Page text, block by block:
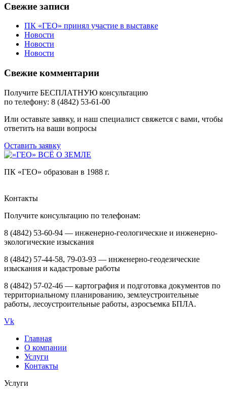
Свежие записи
ПК «ГЕО» принял участие в выставке
Новости
Новости
Новости
Свежие комментарии
Получите БЕСПЛАТНУЮ консультацию
по телефону: 8 (4842) 53-61-00
Или оставьте заявку, и наш специалист свяжется с вами, чтобы
ответить на ваши вопросы
Оставить заявку
ПК «ГЕО» образован в 1988 г.
Контакты
Получите консультацию по телефонам:
8 (4842) 53-60-94 — инженерно-геологические и инженерно-
экологические изыскания
8 (4842) 57-44-58, 79-03-93 — инженерно-геодезические
изыскания и кадастровые работы
8 (4842) 57-02-46 — картография и подготовка документов по
территориальному планированию, землеустроительные
работы, лесоустроительные работы, аэросъемка БПЛА.
Vk
Главная
О компании
Услуги
Контакты
Услуги